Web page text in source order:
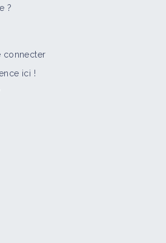
?
connecter
ici !